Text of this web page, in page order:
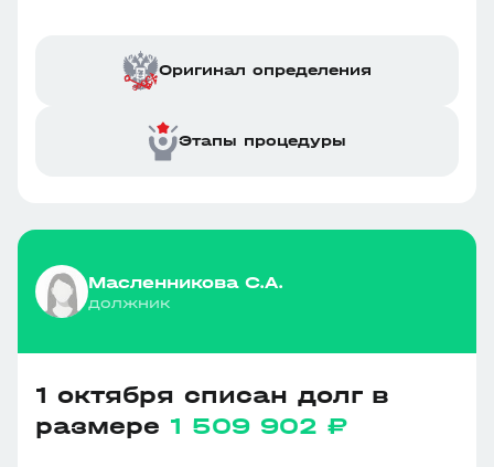
Оригинал определения
Этапы процедуры
Масленникова С.А.
должник
1 октября списан долг в
размере 1 509 902 ₽